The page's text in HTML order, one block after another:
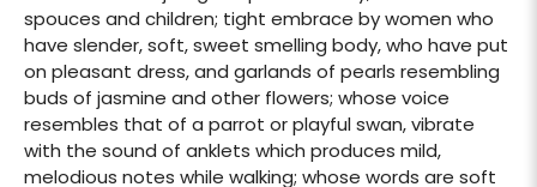
spouces and children; tight embrace by women who
have slender, soft, sweet smelling body, who have put
on pleasant dress, and garlands of pearls resembling
buds of jasmine and other flowers; whose voice
resembles that of a parrot or playful swan, vibrate
with the sound of anklets which produces mild,
melodious notes while walking; whose words are soft